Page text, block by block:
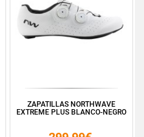
ZAPATILLAS NORTHWAVE
EXTREME PLUS BLANCO-NEGRO